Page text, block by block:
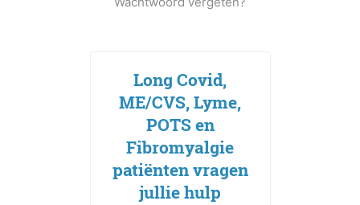
Long Covid,
ME/CVS, Lyme,
POTS en
Fibromyalgie
patiënten vragen
jullie hulp